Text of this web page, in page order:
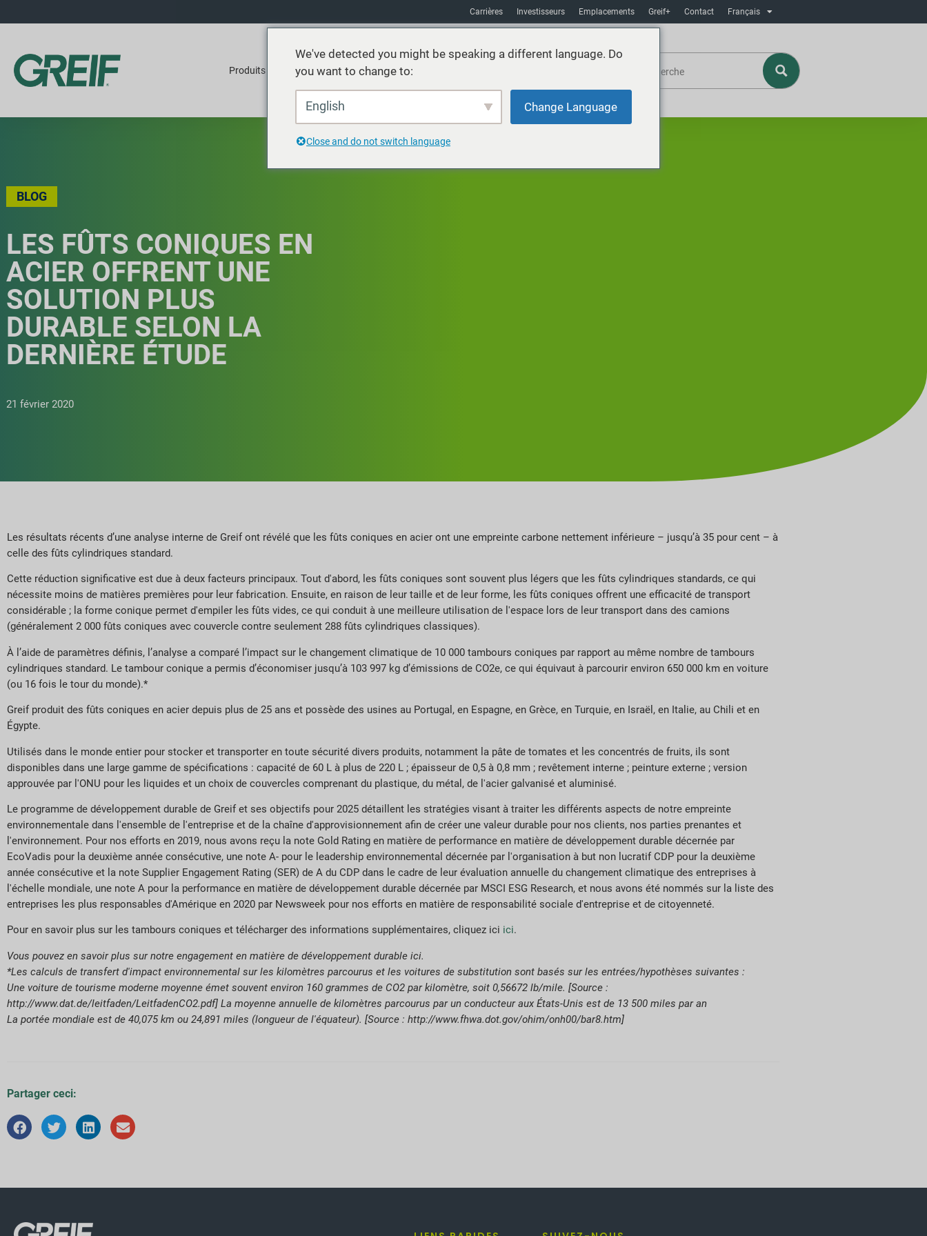
Carrières Investisseurs Emplacements Greif+ Contact Français
Produits Services Durabilité
BLOG
LES FÛTS CONIQUES EN
ACIER OFFRENT UNE
SOLUTION PLUS
DURABLE SELON LA
DERNIÈRE ÉTUDE
21 février 2020
Les résultats récents d’une analyse interne de Greif ont révélé que les fûts coniques en acier ont une empreinte carbone nettement inférieure – jusqu’à 35 pour cent – à
celle des fûts cylindriques standard.
Cette réduction significative est due à deux facteurs principaux. Tout d'abord, les fûts coniques sont souvent plus légers que les fûts cylindriques standards, ce qui
nécessite moins de matières premières pour leur fabrication. Ensuite, en raison de leur taille et de leur forme, les fûts coniques offrent une efficacité de transport
considérable ; la forme conique permet d'empiler les fûts vides, ce qui conduit à une meilleure utilisation de l'espace lors de leur transport dans des camions
(généralement 2 000 fûts coniques avec couvercle contre seulement 288 fûts cylindriques classiques).
À l’aide de paramètres définis, l’analyse a comparé l’impact sur le changement climatique de 10 000 tambours coniques par rapport au même nombre de tambours
cylindriques standard. Le tambour conique a permis d’économiser jusqu’à 103 997 kg d’émissions de CO2e, ce qui équivaut à parcourir environ 650 000 km en voiture
(ou 16 fois le tour du monde).*
Greif produit des fûts coniques en acier depuis plus de 25 ans et possède des usines au Portugal, en Espagne, en Grèce, en Turquie, en Israël, en Italie, au Chili et en
Égypte.
Utilisés dans le monde entier pour stocker et transporter en toute sécurité divers produits, notamment la pâte de tomates et les concentrés de fruits, ils sont
disponibles dans une large gamme de spécifications : capacité de 60 L à plus de 220 L ; épaisseur de 0,5 à 0,8 mm ; revêtement interne ; peinture externe ; version
approuvée par l'ONU pour les liquides et un choix de couvercles comprenant du plastique, du métal, de l'acier galvanisé et aluminisé.
Le programme de développement durable de Greif et ses objectifs pour 2025 détaillent les stratégies visant à traiter les différents aspects de notre empreinte
environnementale dans l'ensemble de l'entreprise et de la chaîne d'approvisionnement afin de créer une valeur durable pour nos clients, nos parties prenantes et
l'environnement. Pour nos efforts en 2019, nous avons reçu la note Gold Rating en matière de performance en matière de développement durable décernée par
EcoVadis pour la deuxième année consécutive, une note A- pour le leadership environnemental décernée par l'organisation à but non lucratif CDP pour la deuxième
année consécutive et la note Supplier Engagement Rating (SER) de A du CDP dans le cadre de leur évaluation annuelle du changement climatique des entreprises à
l'échelle mondiale, une note A pour la performance en matière de développement durable décernée par MSCI ESG Research, et nous avons été nommés sur la liste des
entreprises les plus responsables d'Amérique en 2020 par Newsweek pour nos efforts en matière de responsabilité sociale d'entreprise et de citoyenneté.
Pour en savoir plus sur les tambours coniques et télécharger des informations supplémentaires, cliquez ici ici.
Vous pouvez en savoir plus sur notre engagement en matière de développement durable ici.
*Les calculs de transfert d'impact environnemental sur les kilomètres parcourus et les voitures de substitution sont basés sur les entrées/hypothèses suivantes :
Une voiture de tourisme moderne moyenne émet souvent environ 160 grammes de CO2 par kilomètre, soit 0,56672 lb/mile. [Source :
http://www.dat.de/leitfaden/LeitfadenCO2.pdf] La moyenne annuelle de kilomètres parcourus par un conducteur aux États-Unis est de 13 500 miles par an
La portée mondiale est de 40,075 km ou 24,891 miles (longueur de l'équateur). [Source : http://www.fhwa.dot.gov/ohim/onh00/bar8.htm]
Partager ceci:
We've detected you might be speaking a different language. Do
you want to change to:
English Change Language
Close and do not switch language